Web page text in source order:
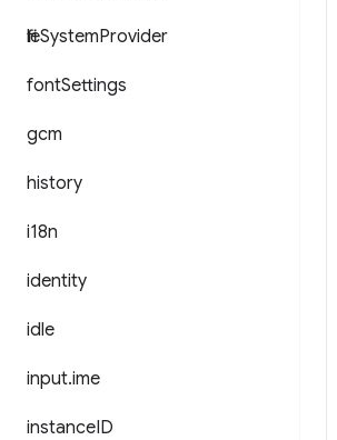
fileSystemProvider
fontSettings
gcm
history
i18n
identity
idle
input.ime
instanceID